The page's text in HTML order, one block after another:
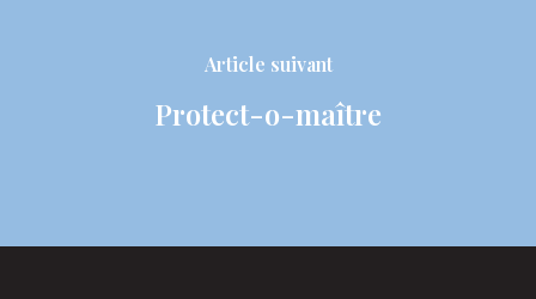
Article suivant
Protect-o-maître